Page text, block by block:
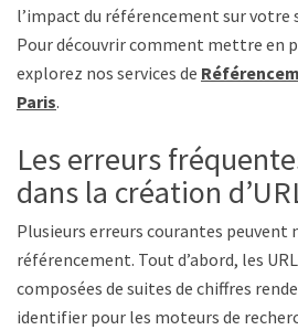
l’impact du référencement sur votre
Pour découvrir comment mettre en
explorez nos services de
Paris.
Les erreurs
dans la création
Plusieurs erreurs courantes peuvent
référencement. Tout d’abord, les
composées de suites de chiffres
identifier pour les moteurs de